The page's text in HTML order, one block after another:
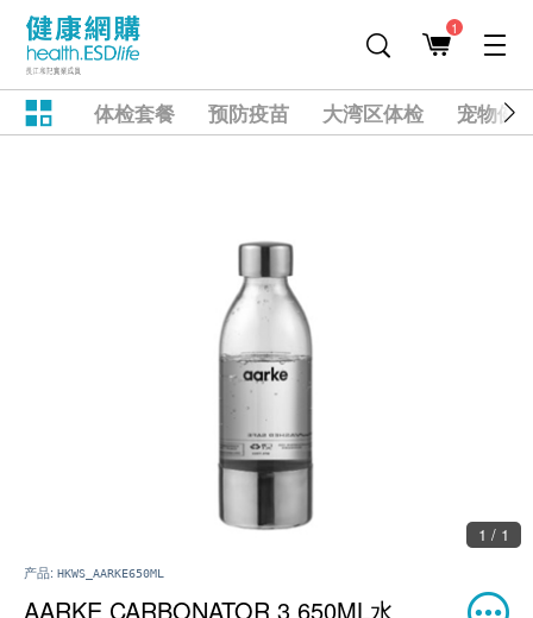
1
体检套餐 预防疫苗 大湾区体检 宠物健
1 / 1
产品: HKWS_AARKE650ML
AARKE CARBONATOR 3 650ML水